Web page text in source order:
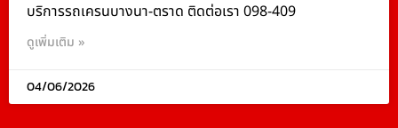
บริการรถเครนบางนา-ตราด ติดต่อเรา 098-409
ดูเพิ่มเติม »
04/06/2026